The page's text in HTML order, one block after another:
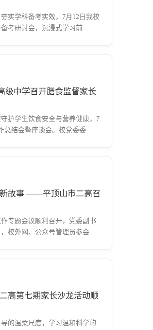
实学科备考实效，7月12日我校
考研讨会，沉浸式学习前...
级中学召开膳食监督家长
护学生饮食安全与营养健康，7
总结会暨座谈会。校党委委...
新故事 ——平顶山市二高召
专题会议顺利召开，党委副书
校外网、公众号管理员参会...
高第七期家长沙龙活动顺
的温柔尺度，学习温和科学的